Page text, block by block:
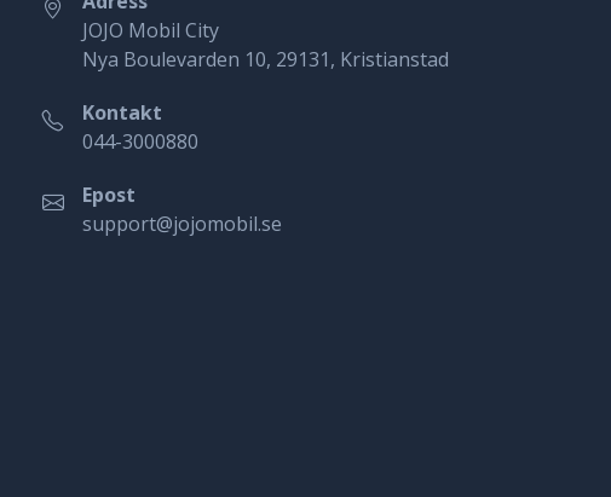
JOJO Mobil City
Nya Boulevarden 10, 29131, Kristianstad
Kontakt
044-3000880
Epost
support@jojomobil.se